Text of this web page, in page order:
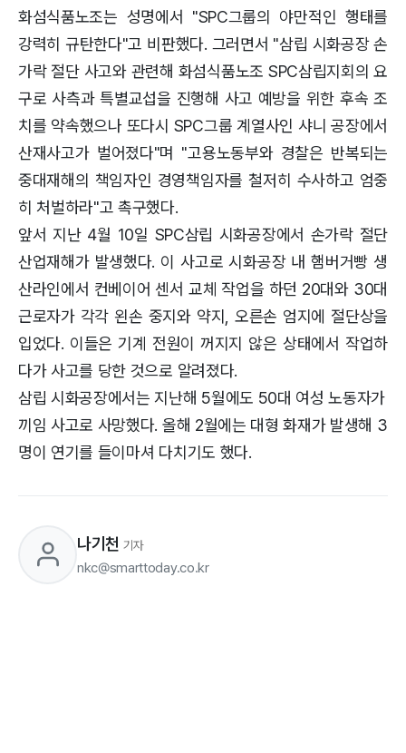
화섬식품노조는 성명에서 "SPC그룹의 야만적인 행태를
강력히 규탄한다"고 비판했다. 그러면서 "삼립 시화공장 손
가락 절단 사고와 관련해 화섬식품노조 SPC삼립지회의 요
구로 사측과 특별교섭을 진행해 사고 예방을 위한 후속 조
치를 약속했으나 또다시 SPC그룹 계열사인 샤니 공장에서
산재사고가 벌어졌다"며 "고용노동부와 경찰은 반복되는
중대재해의 책임자인 경영책임자를 철저히 수사하고 엄중
히 처벌하라"고 촉구했다.
앞서 지난 4월 10일 SPC삼립 시화공장에서 손가락 절단
산업재해가 발생했다. 이 사고로 시화공장 내 햄버거빵 생
산라인에서 컨베이어 센서 교체 작업을 하던 20대와 30대
근로자가 각각 왼손 중지와 약지, 오른손 엄지에 절단상을
입었다. 이들은 기계 전원이 꺼지지 않은 상태에서 작업하
다가 사고를 당한 것으로 알려졌다.
삼립 시화공장에서는 지난해 5월에도 50대 여성 노동자가
끼임 사고로 사망했다. 올해 2월에는 대형 화재가 발생해 3
명이 연기를 들이마셔 다치기도 했다.
나기천 기자
nkc@smarttoday.co.kr